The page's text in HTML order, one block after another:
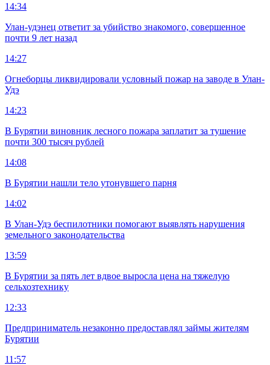
14:34
Улан-удэнец ответит за убийство знакомого, совершенное
почти 9 лет назад
14:27
Огнеборцы ликвидировали условный пожар на заводе в Улан-
Удэ
14:23
В Бурятии виновник лесного пожара заплатит за тушение
почти 300 тысяч рублей
14:08
В Бурятии нашли тело утонувшего парня
14:02
В Улан-Удэ беспилотники помогают выявлять нарушения
земельного законодательства
13:59
В Бурятии за пять лет вдвое выросла цена на тяжелую
сельхозтехнику
12:33
Предприниматель незаконно предоставлял займы жителям
Бурятии
11:57